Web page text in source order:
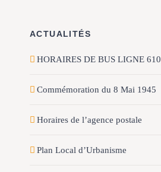
ACTUALITÉS
HORAIRES DE BUS LIGNE 610
Commémoration du 8 Mai 1945
Horaires de l’agence postale
Plan Local d’Urbanisme